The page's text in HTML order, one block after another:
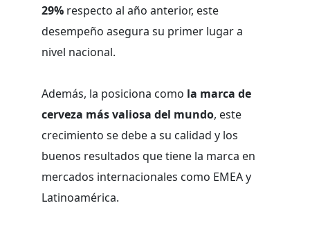
29% respecto al año anterior, este
desempeño asegura su primer lugar a
nivel nacional.
Además, la posiciona como la marca de
cerveza más valiosa del mundo, este
crecimiento se debe a su calidad y los
buenos resultados que tiene la marca en
mercados internacionales como EMEA y
Latinoamérica.